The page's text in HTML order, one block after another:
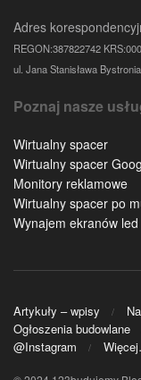
Adres
REGON:387822742
ul. Jana Stanisława
Poznaj nasze
Wirtualny spacer
Wirtualny spacer
Monitory reklamowe
Wirtualny spacer po
Wynajem ekranów led
Artykuły – wpisy
Ogłoszenia budowlane
@Instagram